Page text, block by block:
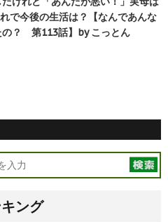
で今後の生活は？【なんであんな
の？ 第113話】by こっとん
ング